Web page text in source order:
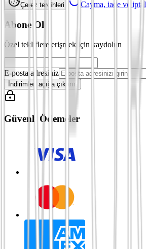
Çerez tercihleri Cayma, iade ve iptal
Abone Ol
Özel tekliflere erişmek için kaydolun
E-posta adresiniz
İndirimleri açığa çıkarın
Güvenli Ödemeler